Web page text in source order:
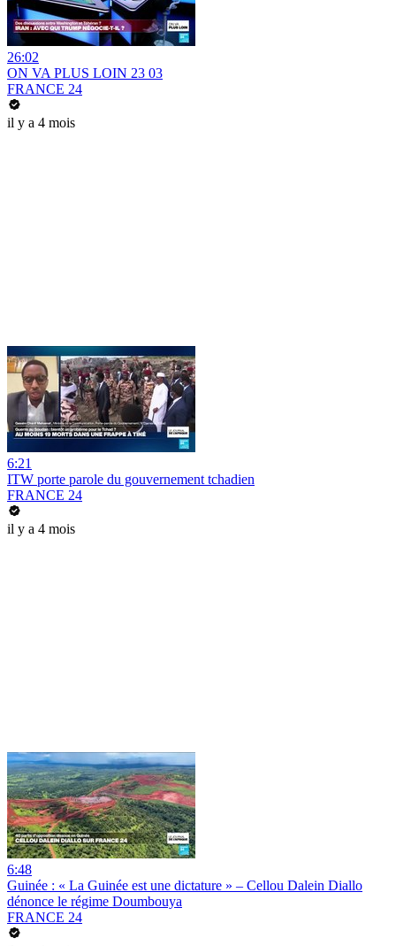
26:02
ON VA PLUS LOIN 23 03
FRANCE 24
il y a 4 mois
6:21
ITW porte parole du gouvernement tchadien
FRANCE 24
il y a 4 mois
6:48
Guinée : « La Guinée est une dictature » – Cellou Dalein Diallo
dénonce le régime Doumbouya
FRANCE 24